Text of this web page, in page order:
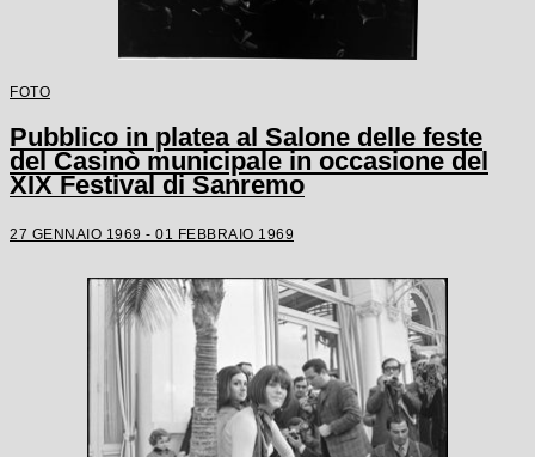
FOTO
Pubblico in platea al Salone delle feste
del Casinò municipale in occasione del
XIX Festival di Sanremo
27 GENNAIO 1969 - 01 FEBBRAIO 1969